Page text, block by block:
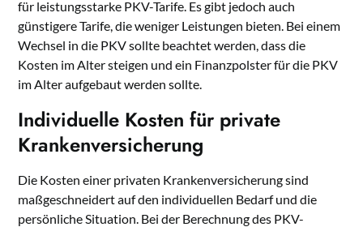
für leistungsstarke PKV-Tarife. Es gibt jedoch auch
günstigere Tarife, die weniger Leistungen bieten. Bei einem
Wechsel in die PKV sollte beachtet werden, dass die
Kosten im Alter steigen und ein Finanzpolster für die PKV
im Alter aufgebaut werden sollte.
Individuelle Kosten für private
Krankenversicherung
Die Kosten einer privaten Krankenversicherung sind
maßgeschneidert auf den individuellen Bedarf und die
persönliche Situation. Bei der Berechnung des PKV-